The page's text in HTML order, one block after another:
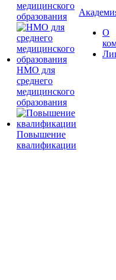
медицинского
образования
НМО для
среднего
медицинского
образования
Повышение
квалификации
О